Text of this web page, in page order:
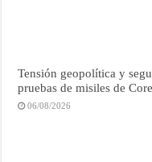
Tensión geopolítica y
pruebas de misiles de
06/08/2026